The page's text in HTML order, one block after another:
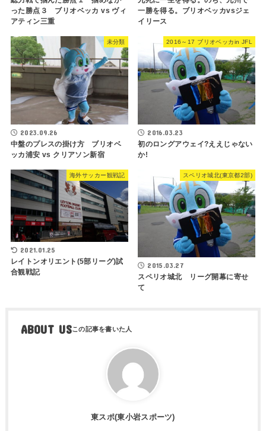
った勝点３ ブリオベッカ vs ヴィ
アティン三重
一勝を得る。ブリオベッカvsジェ
イリース
未分類
2023.09.26
中盤のプレスの掛け方 ブリオベ
ッカ浦安 vs クリアソン新宿
2016～17 ブリオベッカin JFL
2016.03.23
初のロングアウェイ?ええじゃない
か!
海外サッカー観戦記
2021.01.25
レイトンオリエント(5部リーグ)試
合観戦記
スペリオ城北(東京都2部)
2015.03.27
スペリオ城北 リーグ開幕に寄せ
て
ABOUT US
東スポ(東小岩スポーツ)